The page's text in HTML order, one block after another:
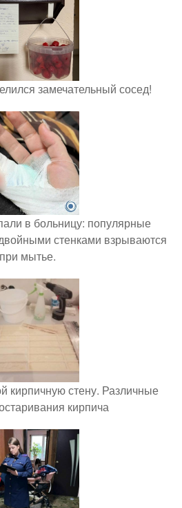
замечательный сосед!
в больницу: популярные
стенками взрываются
при мытье.
кирпичную стену. Различные
кирпича